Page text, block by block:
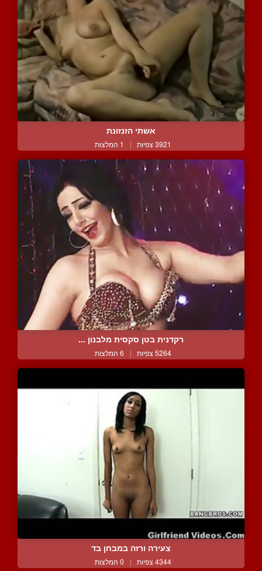
אשתי הזנזונת
3921 צפיות | 1 המלצות
רקדנית בטן סקסית מלבנון ...
5264 צפיות | 6 המלצות
צעירה ורזה במבחן בד
4344 צפיות | 0 המלצות